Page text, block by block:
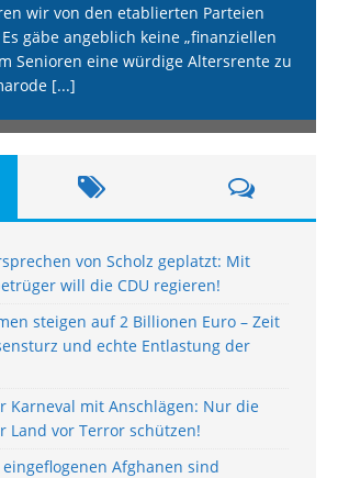
wir von den etablierten Parteien
gäbe angeblich keine „finanziellen
Senioren eine würdige Altersrente zu
[...]
von Scholz geplatzt: Mit
will die CDU regieren!
steigen auf 2 Billionen Euro – Zeit
und echte Entlastung der
Karneval mit Anschlägen: Nur die
Land vor Terror schützen!
Afghanen sind